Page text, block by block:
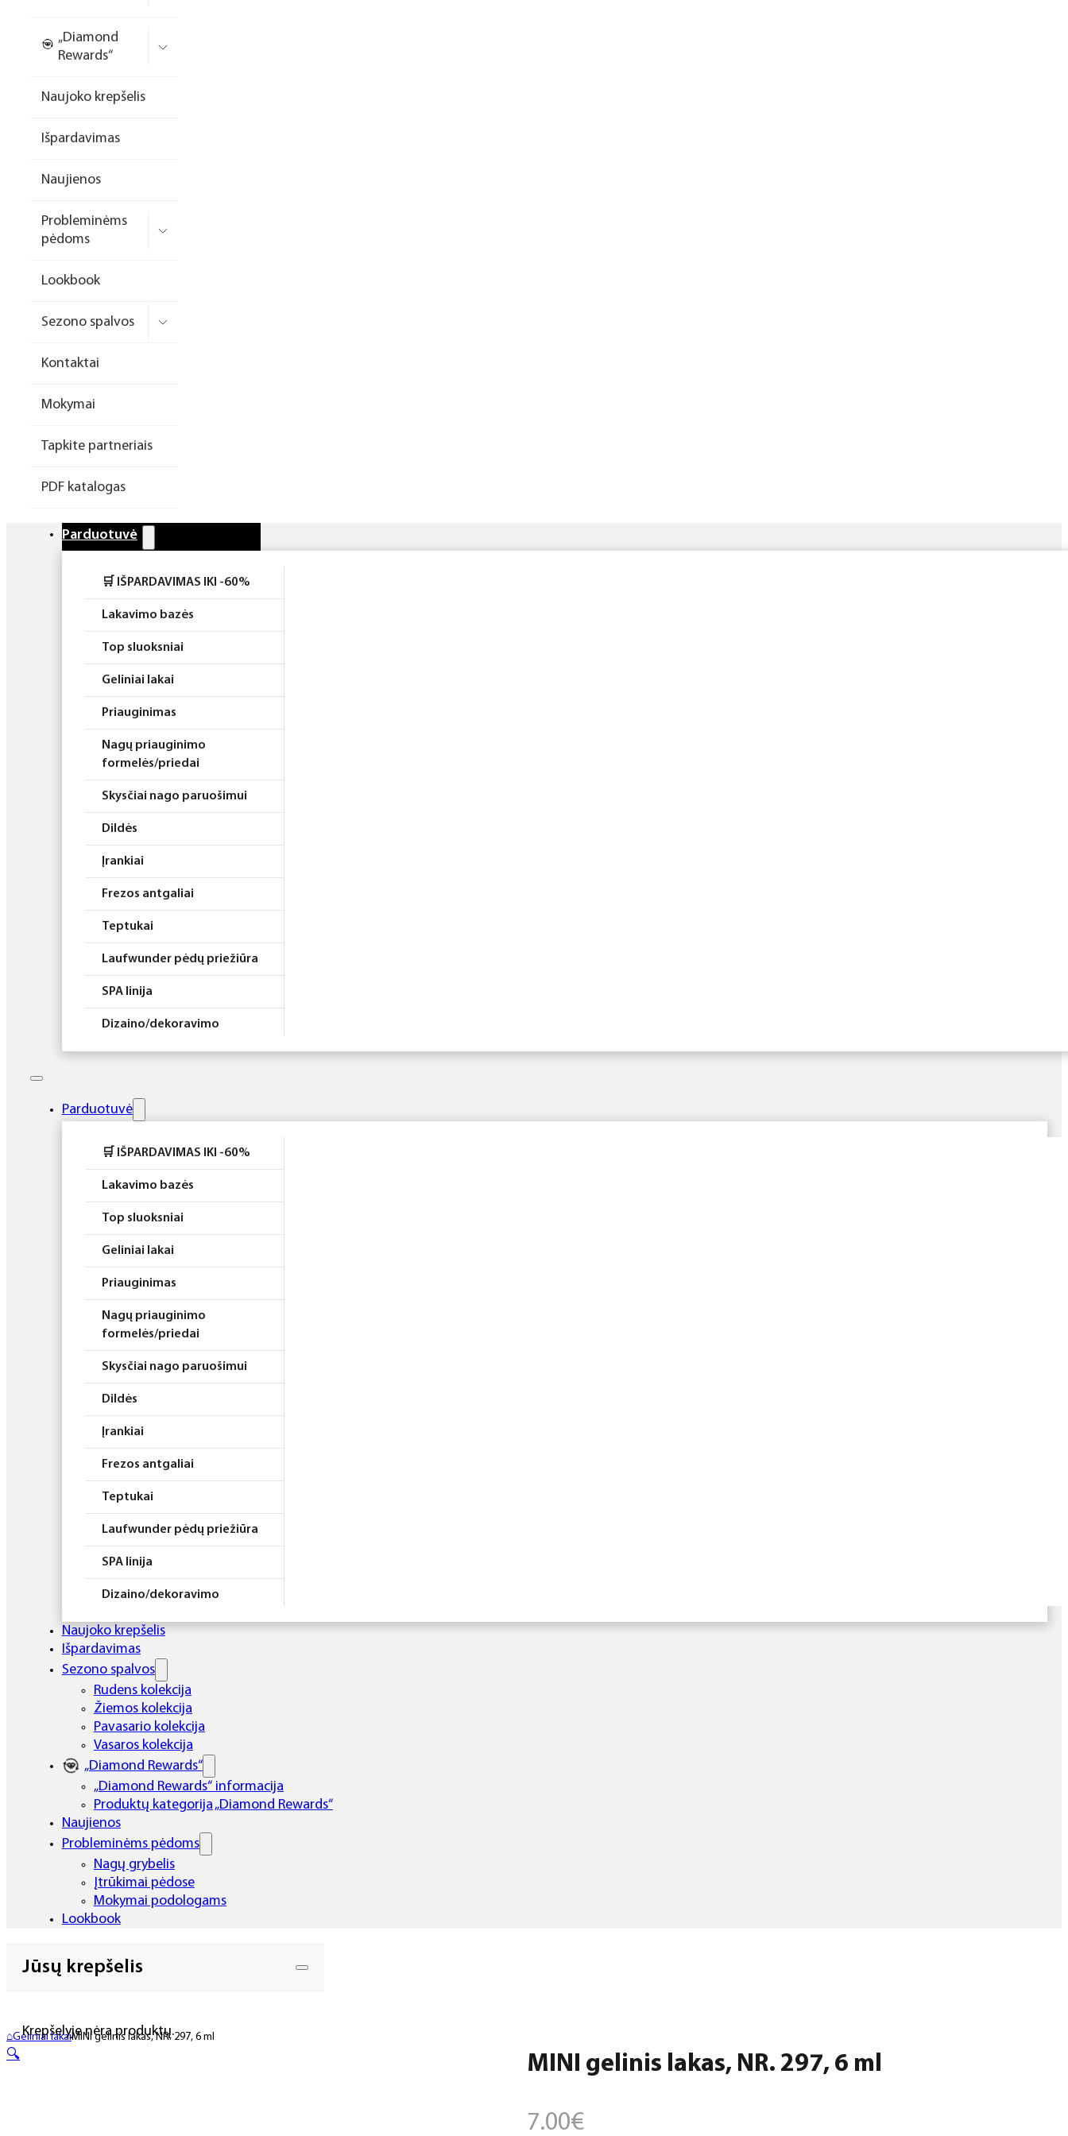
formelės/priedai
Dildės
Įrankiai
Laufwunder pėdų priežiūra
priemonės
Rinkiniai
„Diamond
Rewards“
Naujoko krepšelis
Išpardavimas
Naujienos
Probleminėms
pėdoms
Lookbook
Sezono spalvos
Kontaktai
Mokymai
Tapkite partneriais
PDF katalogas
Parduotuvė
🛒 IŠPARDAVIMAS IKI -60%
Lakavimo bazės
Top sluoksniai
Geliniai lakai
Priauginimas
Nagų priauginimo
formelės/priedai
Skysčiai nago paruošimui
Dildės
Įrankiai
Frezos antgaliai
Teptukai
Laufwunder pėdų priežiūra
SPA linija
Dizaino/dekoravimo
Higiena
Rinkiniai
Parduotuvė
🛒 IŠPARDAVIMAS IKI -60%
Lakavimo bazės
Top sluoksniai
Geliniai lakai
Priauginimas
Nagų priauginimo
formelės/priedai
Skysčiai nago paruošimui
Dildės
Įrankiai
Frezos antgaliai
Teptukai
Laufwunder pėdų priežiūra
SPA linija
Dizaino/dekoravimo
Elektros prietaisai
Higiena
Atributika
Rinkiniai
Naujoko krepšelis
Išpardavimas
Sezono spalvos
Rudens kolekcija
Žiemos kolekcija
Pavasario kolekcija
Vasaros kolekcija
„Diamond Rewards“
„Diamond Rewards“ informacija
Produktų kategorija „Diamond Rewards“
Naujienos
Probleminėms pėdoms
Nagų grybelis
Įtrūkimai pėdose
Mokymai podologams
Lookbook
Jūsų krepšelis
Krepšelyje nėra produktų.
⌂Geliniai lakaiMINI gelinis lakas, NR. 297, 6 ml
🔍 MINI gelinis lakas, NR. 297, 6 ml
7.00€